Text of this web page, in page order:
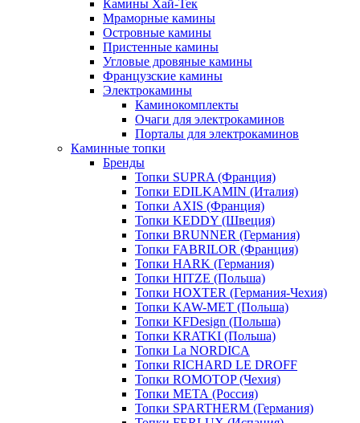
Камины Хай-Тек
Мраморные камины
Островные камины
Пристенные камины
Угловые дровяные камины
Французские камины
Электрокамины
Каминокомплекты
Очаги для электрокаминов
Порталы для электрокаминов
Каминные топки
Бренды
Топки SUPRA (Франция)
Топки EDILKAMIN (Италия)
Топки AXIS (Франция)
Топки KEDDY (Швеция)
Топки BRUNNER (Германия)
Топки FABRILOR (Франция)
Топки HARK (Германия)
Топки HITZE (Польша)
Топки HOXTER (Германия-Чехия)
Топки KAW-MET (Польша)
Топки KFDesign (Польша)
Топки KRATKI (Польша)
Топки La NORDICA
Топки RICHARD LE DROFF
Топки ROMOTOP (Чехия)
Топки МЕТА (Россия)
Топки SPARTHERM (Германия)